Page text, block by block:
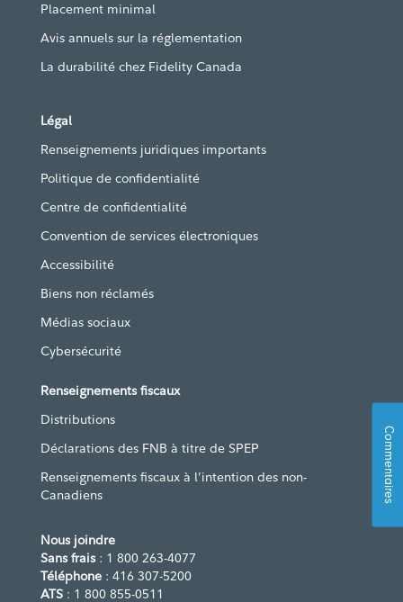
Placement minimal
Avis annuels sur la réglementation
La durabilité chez Fidelity Canada
Légal
Renseignements juridiques importants
Politique de confidentialité
Centre de confidentialité
Convention de services électroniques
Accessibilité
Biens non réclamés
Médias sociaux
Cybersécurité
Renseignements fiscaux
Distributions
Déclarations des FNB à titre de SPEP
Renseignements fiscaux à l’intention des non-
Canadiens
Nous joindre
Sans frais: 1 800 263-4077
Téléphone : 416 307-5200
ATS : 1 800 855-0511
Commentaires